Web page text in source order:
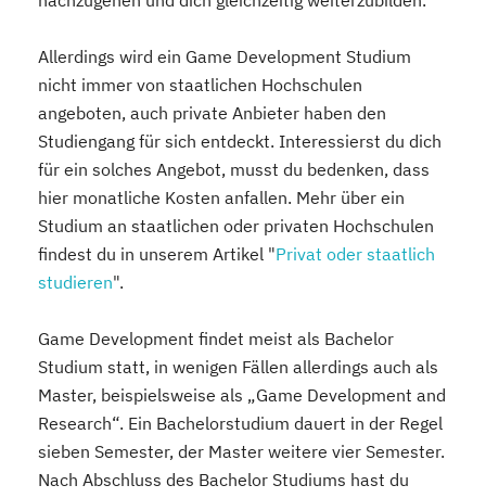
Allerdings wird ein Game Development Studium
nicht immer von staatlichen Hochschulen
angeboten, auch private Anbieter haben den
Studiengang für sich entdeckt. Interessierst du dich
für ein solches Angebot, musst du bedenken, dass
hier monatliche Kosten anfallen. Mehr über ein
Studium an staatlichen oder privaten Hochschulen
findest du in unserem Artikel "Privat oder staatlich
studieren".
Game Development findet meist als Bachelor
Studium statt, in wenigen Fällen allerdings auch als
Master, beispielsweise als „Game Development and
Research“. Ein Bachelorstudium dauert in der Regel
sieben Semester, der Master weitere vier Semester.
Nach Abschluss des Bachelor Studiums hast du